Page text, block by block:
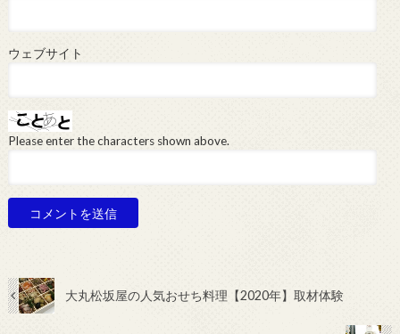
ウェブサイト
Please enter the characters shown above.
大丸松坂屋の人気おせち料理【2020年】取材体験